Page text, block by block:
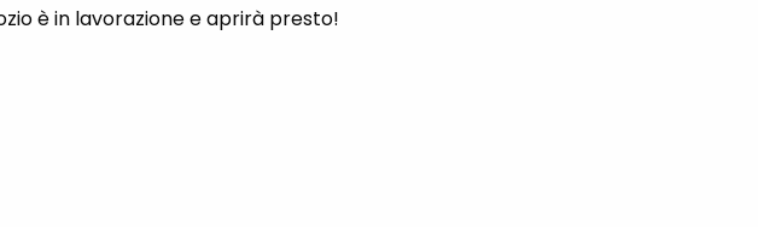
è in lavorazione e aprirà presto!